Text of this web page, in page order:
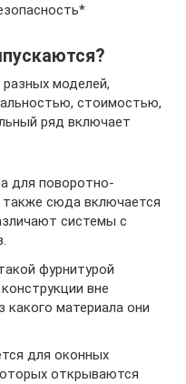
моделей,
стоимостью,
ряд включает
для поворотно-
сюда включается
системы с
фурнитурой
вне
какого материала они
для оконных
открываются